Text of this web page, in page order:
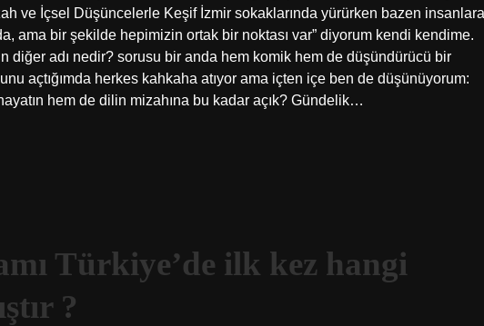
ve İçsel Düşüncelerle Keşif İzmir sokaklarında yürürken bazen insanlara
ama bir şekilde hepimizin ortak bir noktası var” diyorum kendi kendime.
diğer adı nedir? sorusu bir anda hem komik hem de düşündürücü bir
açtığımda herkes kahkaha atıyor ama içten içe ben de düşünüyorum:
hem de dilin mizahına bu kadar açık? Gündelik…
Türkiye’de ilk kez hangi
?